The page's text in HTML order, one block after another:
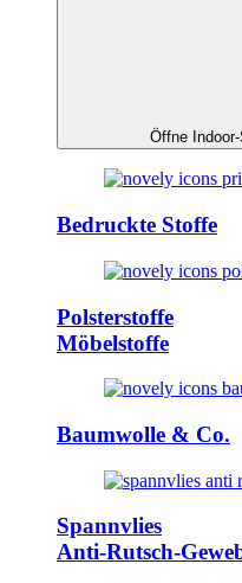
Öffne
Bedruckte Stoffe
Polsterstoffe
Möbelstoffe
Baumwolle & Co.
Spannvlies
Anti-Rutsch-